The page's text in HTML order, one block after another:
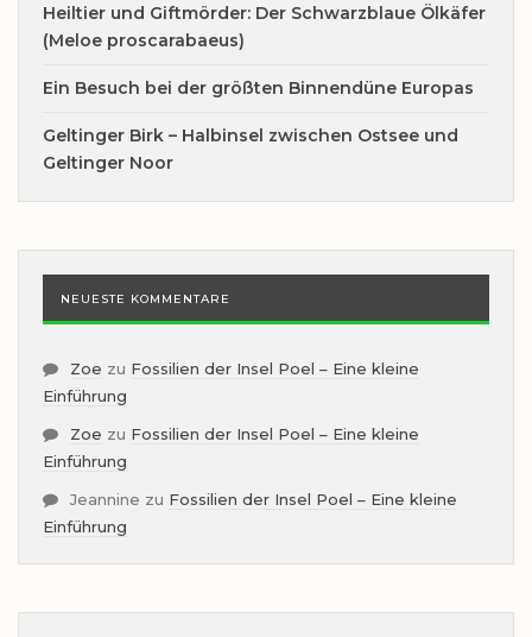
Heiltier und Giftmörder: Der Schwarzblaue Ölkäfer
(Meloe proscarabaeus)
Ein Besuch bei der größten Binnendüne Europas
Geltinger Birk – Halbinsel zwischen Ostsee und
Geltinger Noor
NEUESTE KOMMENTARE
Zoe zu Fossilien der Insel Poel – Eine kleine
Einführung
Zoe zu Fossilien der Insel Poel – Eine kleine
Einführung
Jeannine zu Fossilien der Insel Poel – Eine kleine
Einführung